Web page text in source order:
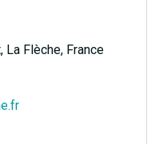
La Flèche, France